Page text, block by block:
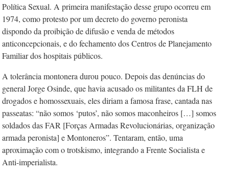
Política Sexual. A primeira manifestação desse grupo ocorreu em
1974, como protesto por um decreto do governo peronista
dispondo da proibição de difusão e venda de métodos
anticoncepcionais, e do fechamento dos Centros de Planejamento
Familiar dos hospitais públicos.
A tolerância montonera durou pouco. Depois das denúncias do
general Jorge Osinde, que havia acusado os militantes da FLH de
drogados e homossexuais, eles diriam a famosa frase, cantada nas
passeatas: “não somos ‘putos’, não somos maconheiros […] somos
soldados das FAR [Forças Armadas Revolucionárias, organização
armada peronista] e Montoneros”. Tentaram, então, uma
aproximação com o trotskismo, integrando a Frente Socialista e
Anti-imperialista.